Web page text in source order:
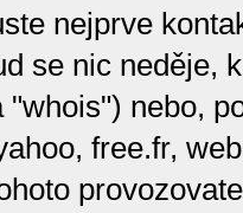
nejprve
se nic neděje,
"whois") nebo,
free.fr,